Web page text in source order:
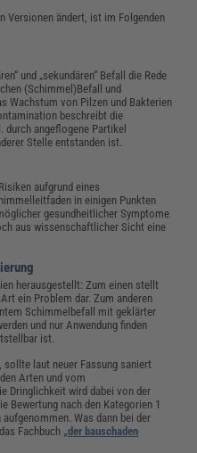
Versionen ändert, ist im Folgenden
und „sekundären“ Befall die Rede
(Schimmel)Befall und
Wachstum von Pilzen und Bakterien
beschreibt die
durch angeflogene Partikel
Stelle entstanden ist.
aufgrund eines
in einigen Punkten
gesundheitlicher Symptome
aus wissenschaftlicher Sicht eine
herausgestellt: Zum einen stellt
ein Problem dar. Zum anderen
Schimmelbefall mit geklärter
und nur Anwendung finden
ist.
laut neuer Fassung saniert
Arten und vom
Dringlichkeit wird dabei von der
Bewertung nach den Kategorien 1
Was dann bei der
Fachbuch „der bauschaden